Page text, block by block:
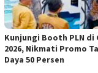
Kunjungi Booth PLN di
2026, Nikmati Promo
Daya 50 Persen